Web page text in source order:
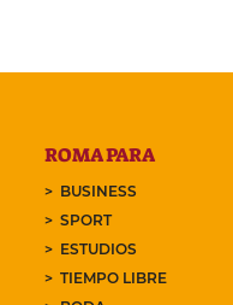
ROMA PARA
BUSINESS
SPORT
ESTUDIOS
TIEMPO LIBRE